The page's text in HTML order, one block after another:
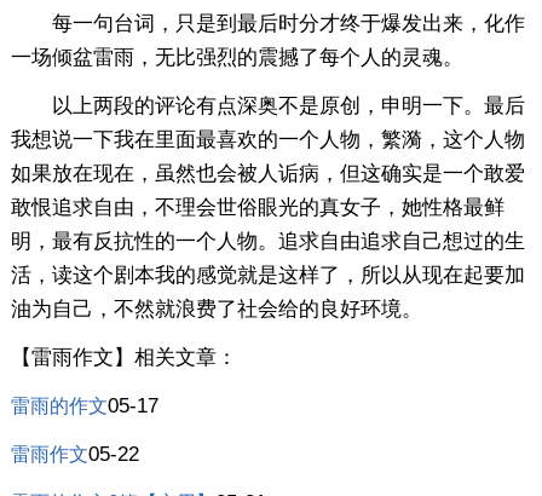
每一句台词，只是到最后时分才终于爆发出来，化作
一场倾盆雷雨，无比强烈的震撼了每个人的灵魂。
以上两段的评论有点深奥不是原创，申明一下。最后
我想说一下我在里面最喜欢的一个人物，繁漪，这个人物
如果放在现在，虽然也会被人诟病，但这确实是一个敢爱
敢恨追求自由，不理会世俗眼光的真女子，她性格最鲜
明，最有反抗性的一个人物。追求自由追求自己想过的生
活，读这个剧本我的感觉就是这样了，所以从现在起要加
油为自己，不然就浪费了社会给的良好环境。
【雷雨作文】相关文章：
雷雨的作文05-17
雷雨作文05-22